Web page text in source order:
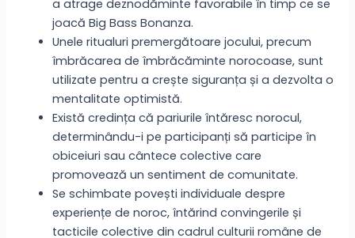
a atrage deznodăminte favorabile în timp ce se
joacă Big Bass Bonanza.
Unele ritualuri premergătoare jocului, precum
îmbrăcarea de îmbrăcăminte norocoase, sunt
utilizate pentru a crește siguranța și a dezvolta o
mentalitate optimistă.
Există credința că pariurile întăresc norocul,
determinându-i pe participanți să participe în
obiceiuri sau cântece colective care
promovează un sentiment de comunitate.
Se schimbate povești individuale despre
experiențe de noroc, întărind convingerile și
tacticile colective din cadrul culturii române de